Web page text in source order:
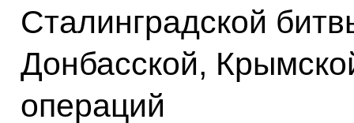
Сталинградской
Донбасской,
операций